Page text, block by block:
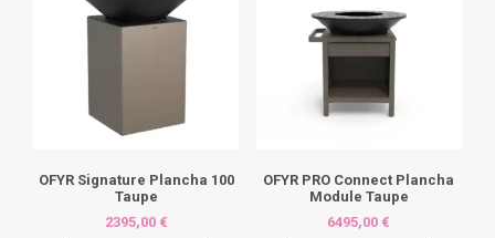
OFYR Signature Plancha 100
Taupe
2395,00 €
OFYR PRO Connect Plancha
Module Taupe
6495,00 €